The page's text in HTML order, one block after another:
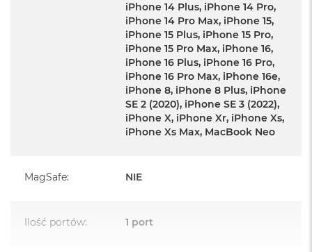
iPhone 14 Plus, iPhone 14 Pro,
iPhone 14 Pro Max, iPhone 15,
iPhone 15 Plus, iPhone 15 Pro,
iPhone 15 Pro Max, iPhone 16,
iPhone 16 Plus, iPhone 16 Pro,
iPhone 16 Pro Max, iPhone 16e,
iPhone 8, iPhone 8 Plus, iPhone
SE 2 (2020), iPhone SE 3 (2022),
iPhone X, iPhone Xr, iPhone Xs,
iPhone Xs Max, MacBook Neo
MagSafe: NIE
Ilość portów: 1 port